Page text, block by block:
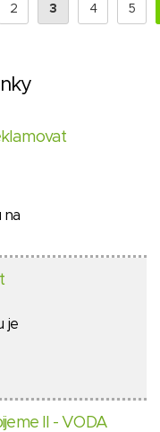
2 3 4 5
na
je
II - VODA